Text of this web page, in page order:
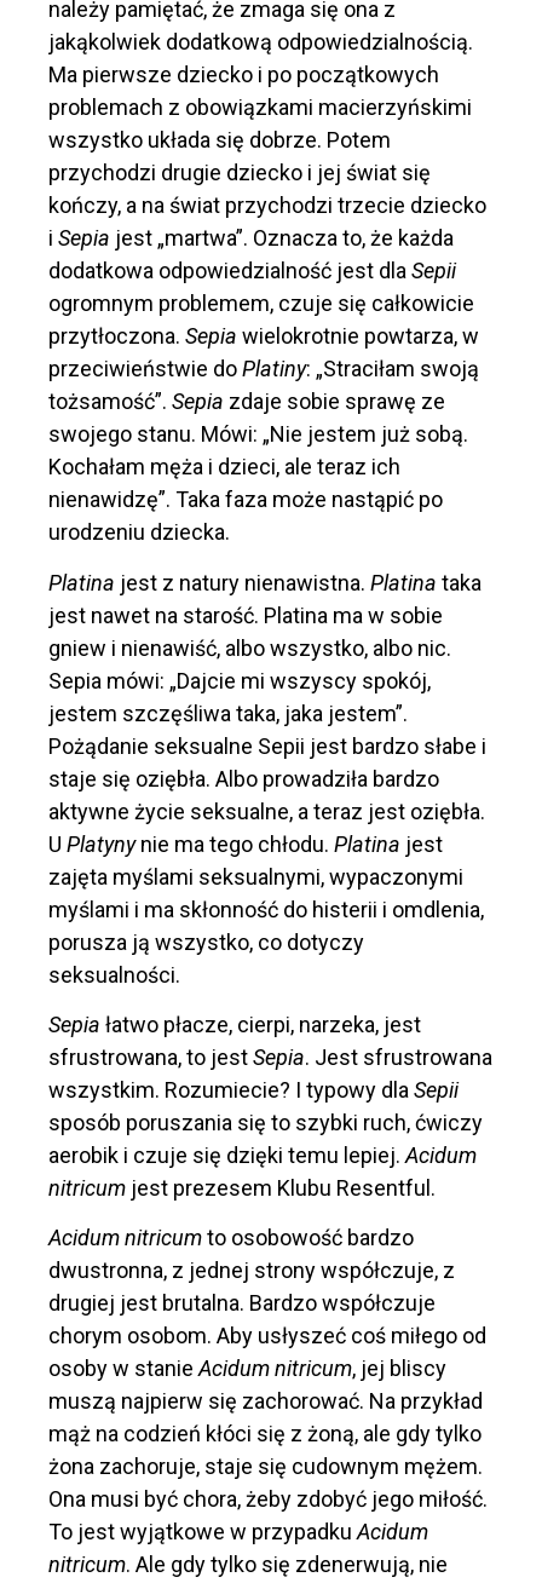
należy pamiętać, że zmaga się ona z
jakąkolwiek dodatkową odpowiedzialnością.
Ma pierwsze dziecko i po początkowych
problemach z obowiązkami macierzyńskimi
wszystko układa się dobrze. Potem
przychodzi drugie dziecko i jej świat się
kończy, a na świat przychodzi trzecie dziecko
i Sepia jest „martwa”. Oznacza to, że każda
dodatkowa odpowiedzialność jest dla Sepii
ogromnym problemem, czuje się całkowicie
przytłoczona. Sepia wielokrotnie powtarza, w
przeciwieństwie doPlatiny: „Straciłam swoją
tożsamość”. Sepia zdaje sobie sprawę ze
swojego stanu. Mówi: „Nie jestem już sobą.
Kochałam męża i dzieci, ale teraz ich
nienawidzę”. Taka faza może nastąpić po
urodzeniu dziecka.
Platina jest z natury nienawistna. Platina taka
jest nawet na starość. Platina ma w sobie
gniew i nienawiść, albo wszystko, albo nic.
Sepia mówi: „Dajcie mi wszyscy spokój,
jestem szczęśliwa taka, jaka jestem”.
Pożądanie seksualne Sepii jest bardzo słabe i
staje się oziębła. Albo prowadziła bardzo
aktywne życie seksualne, a teraz jest oziębła.
U Platynynie ma tego chłodu. Platina jest
zajęta myślami seksualnymi, wypaczonymi
myślami i ma skłonność do histerii i omdlenia,
porusza ją wszystko, co dotyczy
seksualności.
Sepia łatwo płacze, cierpi, narzeka, jest
sfrustrowana, to jestSepia. Jest sfrustrowana
wszystkim. Rozumiecie? I typowy dla Sepii
sposób poruszania się to szybki ruch, ćwiczy
aerobik i czuje się dzięki temu lepiej. Acidum
nitricum jest prezesem Klubu Resentful.
Acidum nitricumto osobowość bardzo
dwustronna, z jednej strony współczuje, z
drugiej jest brutalna. Bardzo współczuje
chorym osobom. Aby usłyszeć coś miłego od
osoby w stanieAcidum nitricum, jej bliscy
muszą najpierw się zachorować. Na przykład
mąż na codzień kłóci się z żoną, ale gdy tylko
żona zachoruje, staje się cudownym mężem.
Ona musi być chora, żeby zdobyć jego miłość.
To jest wyjątkowe w przypadkuAcidum
nitricum. Ale gdy tylko się zdenerwują, nie